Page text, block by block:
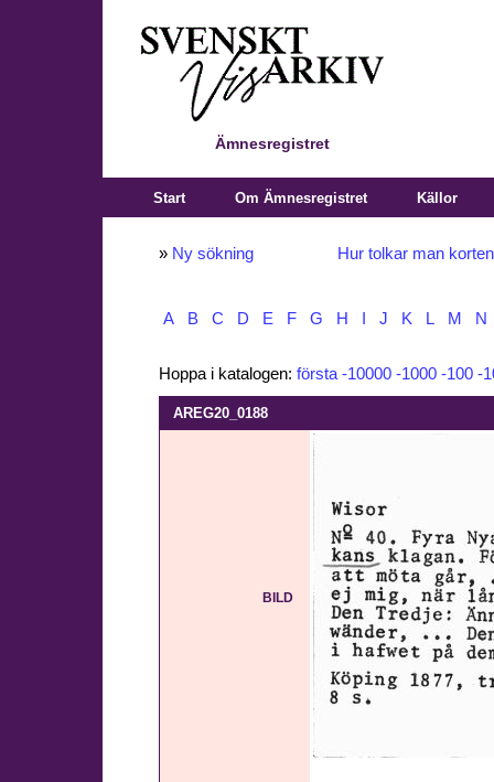
Ämnesregistret
Start Om Ämnesregistret Källor
» Ny sökning Hur tolkar man
A B C D E F G H J K L M N
Hoppa i katalogen: första -10000 -1000 -100 -
AREG20_0188
BILD